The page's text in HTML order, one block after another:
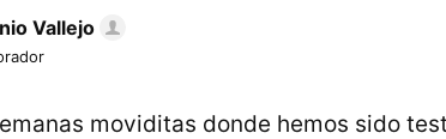
Vallejo
moviditas donde hemos sido